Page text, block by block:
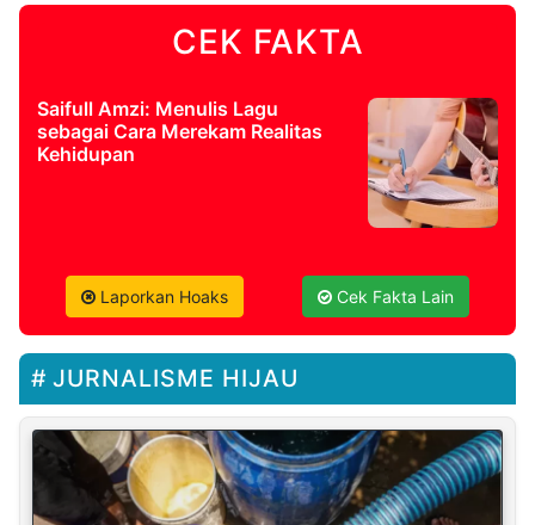
CEK FAKTA
Saifull Amzi: Menulis Lagu
sebagai Cara Merekam Realitas
Kehidupan
Laporkan Hoaks Cek Fakta Lain
JURNALISME HIJAU